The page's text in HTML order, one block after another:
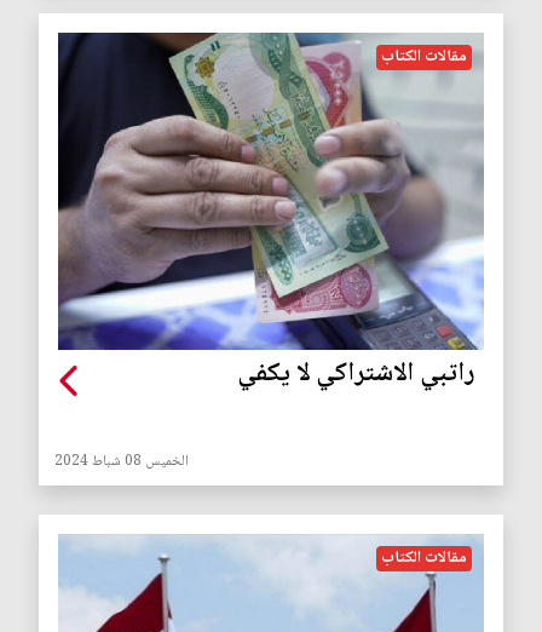
مقالات الكتاب
راتبي الاشتراكي لا يكفي
الخميس 08 شباط 2024
مقالات الكتاب